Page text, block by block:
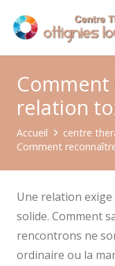
relation
Accueil
centre
Comment
Une relation
solide. Comment
rencontrons ne
ordinaire ou la